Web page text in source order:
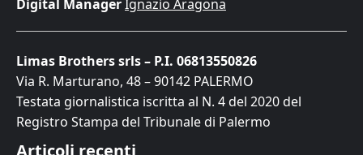
Digital ManagerIgnazio Aragona
Limas Brothers srls – P.I. 06813550826
Via R. Marturano, 48 – 90142 PALERMO
Testata giornalistica iscritta al N. 4 del 2020 del
Registro Stampa del Tribunale di Palermo
Articoli recenti